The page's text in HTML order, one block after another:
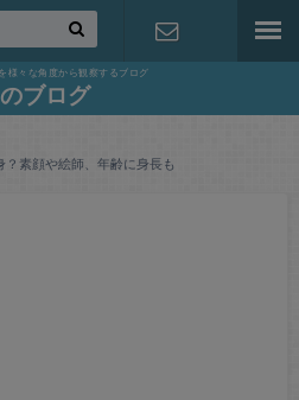
様々な角度から観察するブログ
ブログ
素顔や絵師、年齢に身長も